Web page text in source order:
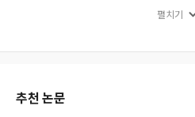
하천과 제내지를 연계한 2차원 홍수범람 해
강변저류지에 의한 홍수저감 효과 분석을 위
도시 우수관망 노선 최적화를 통한 침수량 저
펼치기
추천 논문